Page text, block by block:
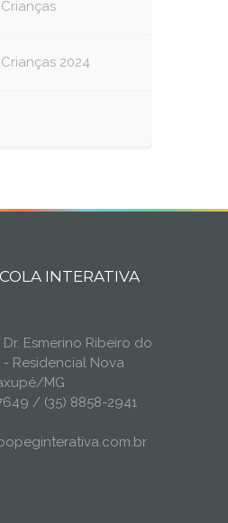
2024
INTERATIVA
Dr. Esmerino Ribeiro do
- Residencial Nova
MG
/ (35) 8858-2941